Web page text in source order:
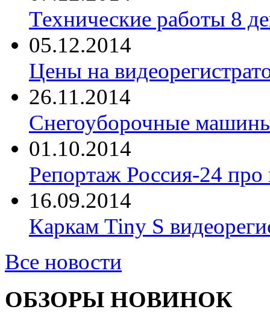
Технические работы 8
05.12.2014
Цены на
26.11.2014
Снегоуборочные машины
01.10.2014
Репортаж Россия-24 про
16.09.2014
Каркам Tiny S
Все новости
ОБЗОРЫ НОВИНОК